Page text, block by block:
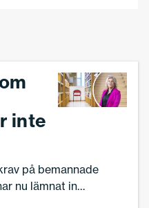
inte
på bemannade
nu lämnat in